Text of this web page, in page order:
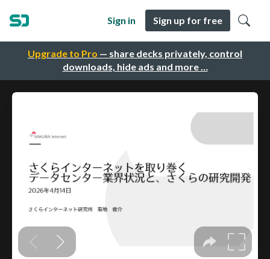
Upgrade to Pro — share decks privately, control
downloads, hide ads and more …
Sign in Sign up for free